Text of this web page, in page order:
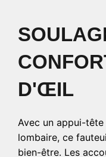
D'ŒIL
Avec un appui-
lombaire, ce
bien-être. Les